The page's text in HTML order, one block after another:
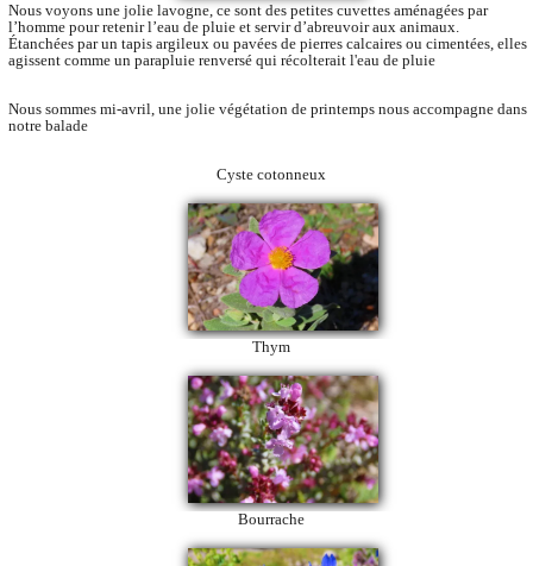
Nous voyons une jolie lavogne, ce sont des petites cuvettes aménagées par
l’homme pour retenir l’eau de pluie et servir d’abreuvoir aux animaux.
Étanchées par un tapis argileux ou pavées de pierres calcaires ou cimentées, elles
agissent comme un parapluie renversé qui récolterait l'eau de pluie
Nous sommes mi-avril, une jolie végétation de printemps nous accompagne dans
notre balade
Cyste cotonneux
Thym
Bourrache